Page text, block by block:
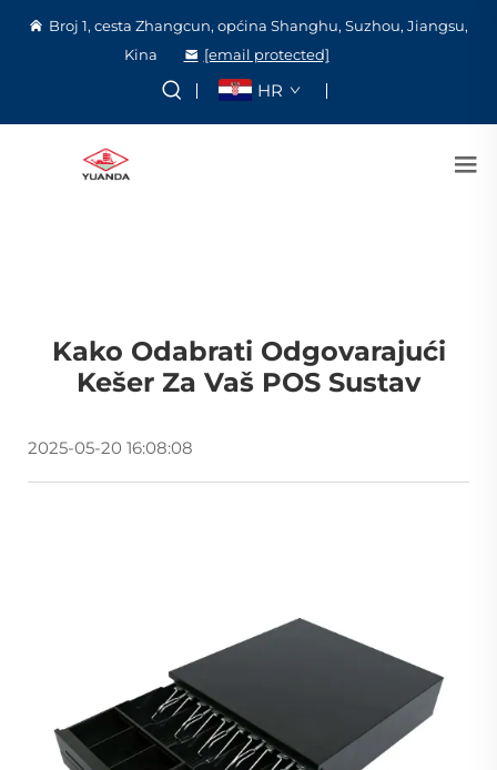
Broj 1, cesta Zhangcun, općina Shanghu, Suzhou, Jiangsu,
Kina
[email protected]
HR
Kako Odabrati Odgovarajući
Kešer Za Vaš POS Sustav
2025-05-20 16:08:08